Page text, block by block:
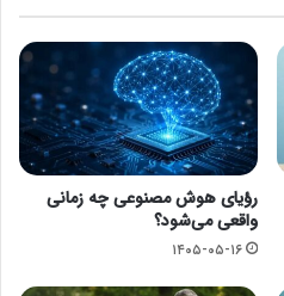
رؤیای هوش مصنوعی چه زمانی
واقعی می‌شود؟
۱۴۰۵-۰۵-۱۶